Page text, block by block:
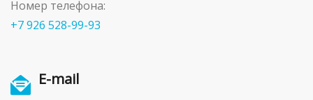
Номер телефона:
+7 926 528-99-93
E-mail